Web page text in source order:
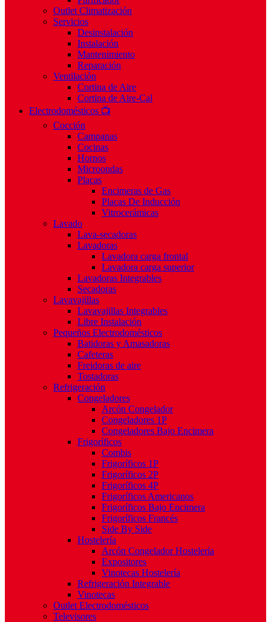
Outlet Climatización
Servicios
Desinstalación
Instalación
Mantenimiento
Reparación
Ventilación
Cortina de Aire
Cortina de Aire-Cal
Electrodomésticos 📺
Cocción
Campanas
Cocinas
Hornos
Microondas
Placas
Encimeras de Gas
Placas De Inducción
Vitrocerámicas
Lavado
Lava-secadoras
Lavadoras
Lavadora carga frontal
Lavadora carga superior
Lavadoras Integrables
Secadoras
Lavavajillas
Lavavajillas Integrables
Libre Instalación
Pequeños Electrodomésticos
Batidoras y Amasadoras
Cafeteras
Freidoras de aire
Tostadoras
Refrigeración
Congeladores
Arcón Congelador
Congeladores 1P
Congeladores Bajo Encimera
Frigoríficos
Combis
Frigoríficos 1P
Frigoríficos 2P
Frigoríficos 4P
Frigoríficos Americanos
Frigoríficos Bajo Encimera
Frigoríficos Francés
Side By Side
Hostelería
Arcón Congelador Hostelería
Expositores
Vinotecas Hostelería
Refrigeración Integrable
Vinotecas
Outlet Electrodomésticos
Televisores